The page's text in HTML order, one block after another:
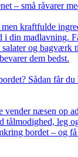
– små råvarer
kraftfulde
i din madlavning.
og bagværk
dem bedst.
Sådan får
vender næsen op
tålmodighed, leg
bordet – og